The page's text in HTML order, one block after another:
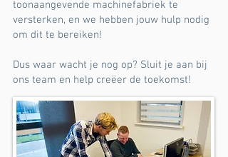
toonaangevende machinefabriek te
versterken, en we hebben jouw hulp nodig
om dit te bereiken!
Dus waar wacht je nog op? Sluit je aan bij
ons team en help creëer de toekomst!